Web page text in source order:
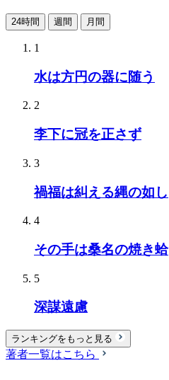
24時間 週間 月間
1
水は方円の器に随う
2
李下に冠を正さず
3
禍福は糾える縄の如し
4
その手は桑名の焼き蛤
5
深謀遠慮
ランキングをもっと見る
著者一覧はこちら